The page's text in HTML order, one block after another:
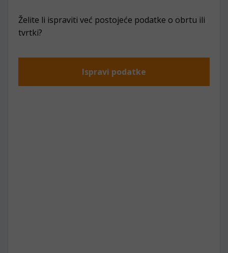
Želite li ispraviti već postojeće podatke o obrtu ili
tvrtki?
Ispravi podatke